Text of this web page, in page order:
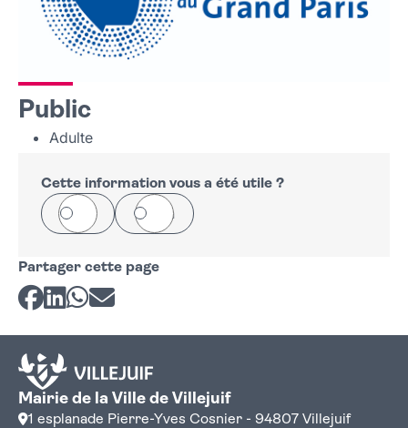
Public
Adulte
Cette information vous a été utile ?
Oui Non
Partager cette page
Partager sur Facebook
Partager sur LinkedIn
Partager sur Whatsapp
Partager par courriel
Mairie de la Ville de Villejuif
1 esplanade Pierre-Yves Cosnier - 94807 Villejuif